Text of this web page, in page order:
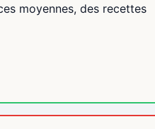
moyennes, des recettes